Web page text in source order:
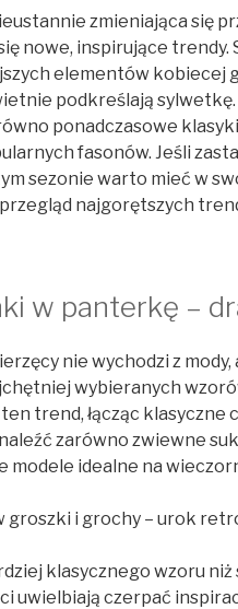
zmieniająca się
nowe, inspirujące trendy.
elementów kobiecej
podkreślają sylwetkę.
ponadczasowe
fasonów. Jeśli
sezonie warto mieć w
najgorętszych
w panterkę –
nie wychodzi z
wybieranych
trend, łącząc klasyczne
zarówno zwiewne
modele idealne na
groszki i grochy – urok
klasycznego wzoru
uwielbiają czerpać